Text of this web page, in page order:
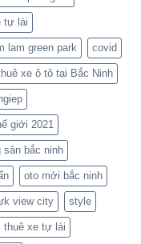
tự lái
lam green park covid
xe ô tô tại Bắc Ninh
giới 2021
sản bắc ninh
oto mới bắc ninh
view city style
thuê xe tự lái